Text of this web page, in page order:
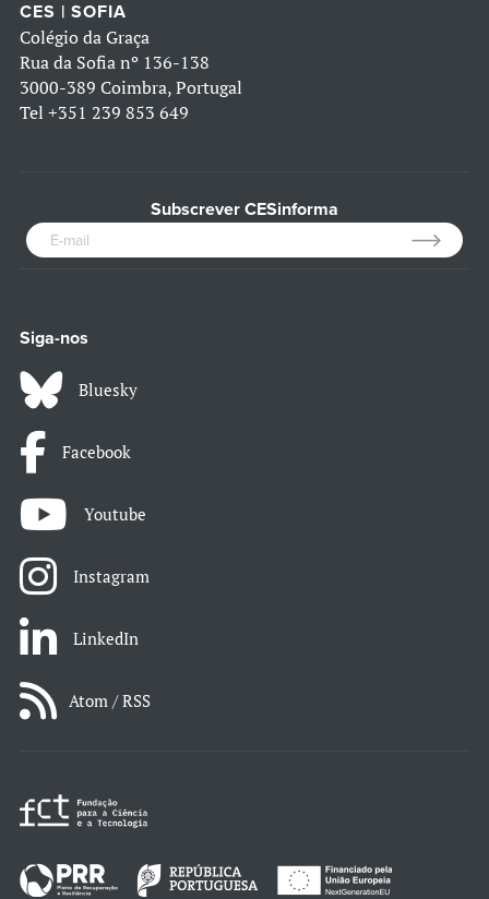
CES | SOFIA
Colégio da Graça
Rua da Sofia nº 136-138
3000-389 Coimbra, Portugal
Tel +351 239 853 649
Subscrever CESinforma
Siga-nos
Bluesky
Facebook
Youtube
Instagram
LinkedIn
Atom / RSS